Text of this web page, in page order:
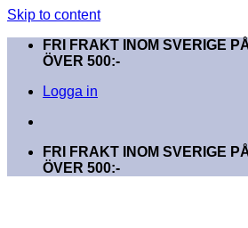
Skip to content
FRI FRAKT INOM SVERIGE
ÖVER 500:-
Logga in
FRI FRAKT INOM SVERIGE
ÖVER 500:-